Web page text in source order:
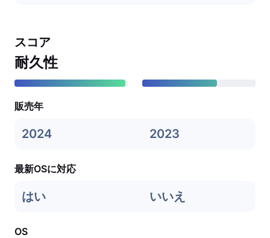
スコア
耐久性
販売年
2024 2023
最新OSに対応
はい いいえ
OS